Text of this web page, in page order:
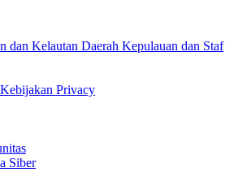
dan Kelautan Daerah Kepulauan dan Staf
Privacy
Siber